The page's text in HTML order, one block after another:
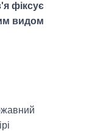
фіксує
видом